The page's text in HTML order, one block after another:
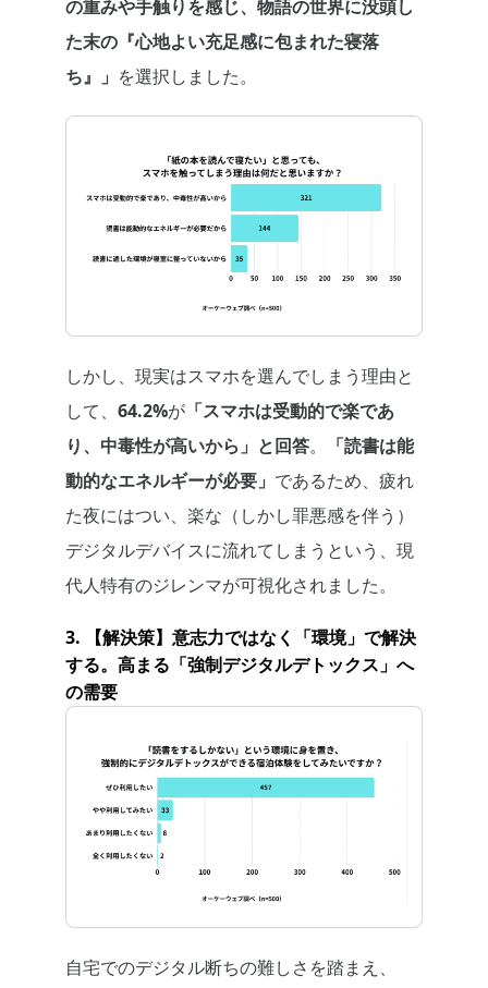
の重みや手触りを感じ、物語の世界に没頭し
た末の『心地よい充足感に包まれた寝落
ち』」 を選択しました。
しかし、現実はスマホを選んでしまう理由と
して、 64.2%が 「スマホは受動的で楽であ
り、中毒性が高いから」と回答。
「読書は能
動的なエネルギーが必要」 であるため、疲れ
た夜にはつい、楽な（しかし罪悪感を伴う）
デジタルデバイスに流れてしまうという、現
代人特有のジレンマが可視化されました。
3. 【解決策】意志力ではなく「環境」で解決
する。高まる「強制デジタルデトックス」へ
の需要
自宅でのデジタル断ちの難しさを踏まえ、